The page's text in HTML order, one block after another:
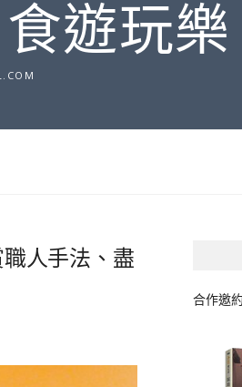
遊玩樂
人手法、盡
合作邀